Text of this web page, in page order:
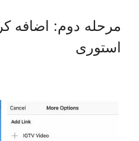
مرحله دوم: اضافه
استوری